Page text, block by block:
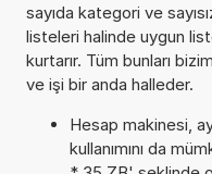
sayıda kategori ve
listeleri halinde uygun
kurtarır. Tüm bunları
ve işi bir anda halleder.
Hesap makinesi,
kullanımını da